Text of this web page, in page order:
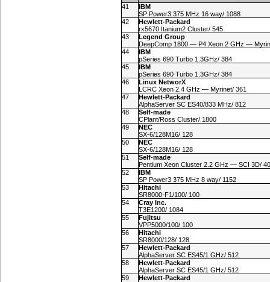
41
IBM
SP Power3 375 MHz 16 way/ 1088
42
Hewlett-Packard
rx5670 Itanium2 Cluster/ 545
43
Legend Group
DeepComp 1800 — P4 Xeon 2 GHz —
44
IBM
pSeries 690 Turbo 1.3GHz/ 384
45
IBM
pSeries 690 Turbo 1.3GHz/ 384
46
Linux NetworX
LCRC Xeon 2.4 GHz — Myrinet/ 361
47
Hewlett-Packard
AlphaServer SC ES40/833 MHz/ 812
48
Self-made
CPlant/Ross Cluster/ 1800
49
NEC
SX-6/128M16/ 128
50
NEC
SX-6/128M16/ 128
51
Self-made
Pentium Xeon Cluster 2.2 GHz — SCI 3D/
52
IBM
SP Power3 375 MHz 8 way/ 1152
53
Hitachi
SR8000-F1 /100/ 100
54
Cray Inc.
T3E1200/ 1084
55
Fujitsu
VPP5000/100/ 100
56
Hitachi
SR8000/128/ 128
57
Hewlett-Packard
AlphaServer SC ES45/1 GHz/ 512
58
Hewlett-Packard
AlphaServer SC ES45/1 GHz/ 512
59
Hewlett-Packard